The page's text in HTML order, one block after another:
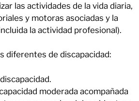
las actividades de la vida diaria,
y motoras asociadas y la
la actividad profesional).
diferentes de discapacidad:
moderada acompañada